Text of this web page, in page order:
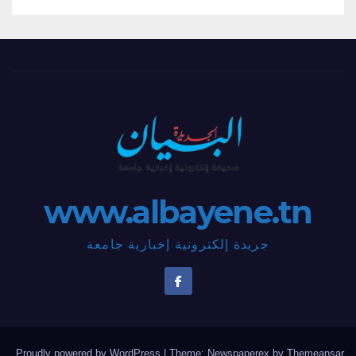
www.albayene.tn
جريدة إلكترونية إخبارية جامعة
Proudly powered by WordPress Theme: Newspaperex by Themeansar